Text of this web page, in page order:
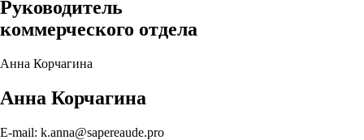
Руководитель
коммерческого отдела
Анна Корчагина
Анна Корчагина
E-mail: k.anna@sapereaude.pro